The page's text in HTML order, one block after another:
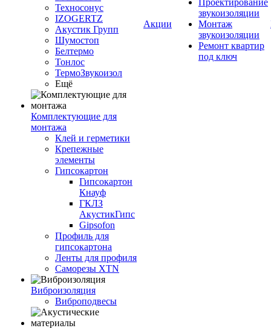
Техносонус
IZOGERTZ
Акустик Групп
Шумостоп
Белтермо
Тонлос
ТермоЗвукоизол
Ещё
Комплектующие для
монтажа
Клей и герметики
Крепежные
элементы
Гипсокартон
Гипсокартон
Кнауф
ГКЛЗ
АкустикГипс
Gipsofon
Профиль для
гипсокартона
Ленты для профиля
Саморезы XTN
Виброизоляция
Виброподвесы
Акции
Проектирование
звукоизоляции
Монтаж
звукоизоляции
Ремонт квартир
под ключ